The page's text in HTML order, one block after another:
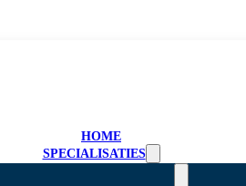
HOME
SPECIALISATIES